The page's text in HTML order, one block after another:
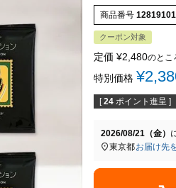
商品番号
クーポン対象
定価 ¥2,480のとこ
特別価格 ¥
[ 24 ポイント進呈 ]
2026/08/21（金）
東京都お届け先